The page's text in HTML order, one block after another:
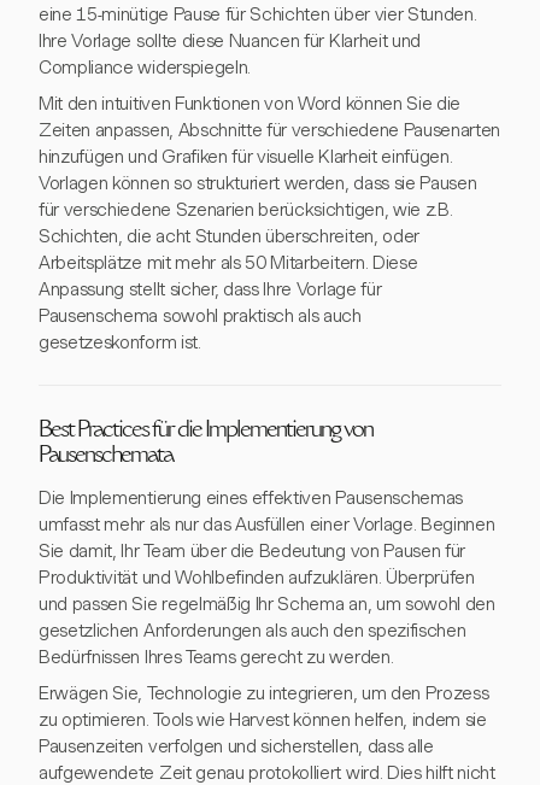
eine 15-minütige Pause für Schichten über vier Stunden.
Ihre Vorlage sollte diese Nuancen für Klarheit und
Compliance widerspiegeln.
Mit den intuitiven Funktionen von Word können Sie die
Zeiten anpassen, Abschnitte für verschiedene Pausenarten
hinzufügen und Grafiken für visuelle Klarheit einfügen.
Vorlagen können so strukturiert werden, dass sie Pausen
für verschiedene Szenarien berücksichtigen, wie z.B.
Schichten, die acht Stunden überschreiten, oder
Arbeitsplätze mit mehr als 50 Mitarbeitern. Diese
Anpassung stellt sicher, dass Ihre Vorlage für
Pausenschema sowohl praktisch als auch
gesetzeskonform ist.
Best Practices für die Implementierung von
Pausenschemata
Die Implementierung eines effektiven Pausenschemas
umfasst mehr als nur das Ausfüllen einer Vorlage. Beginnen
Sie damit, Ihr Team über die Bedeutung von Pausen für
Produktivität und Wohlbefinden aufzuklären. Überprüfen
und passen Sie regelmäßig Ihr Schema an, um sowohl den
gesetzlichen Anforderungen als auch den spezifischen
Bedürfnissen Ihres Teams gerecht zu werden.
Erwägen Sie, Technologie zu integrieren, um den Prozess
zu optimieren. Tools wie Harvest können helfen, indem sie
Pausenzeiten verfolgen und sicherstellen, dass alle
aufgewendete Zeit genau protokolliert wird. Dies hilft nicht